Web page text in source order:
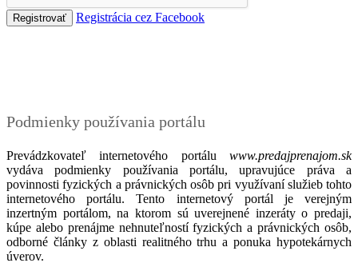
Registrácia cez Facebook
Podmienky používania portálu
Prevádzkovateľ internetového portálu www.predajprenajom.sk
vydáva podmienky používania portálu, upravujúce práva a
povinnosti fyzických a právnických osôb pri využívaní služieb tohto
internetového portálu. Tento internetový portál je verejným
inzertným portálom, na ktorom sú uverejnené inzeráty o predaji,
kúpe alebo prenájme nehnuteľností fyzických a právnických osôb,
odborné články z oblasti realitného trhu a ponuka hypotekárnych
úverov.